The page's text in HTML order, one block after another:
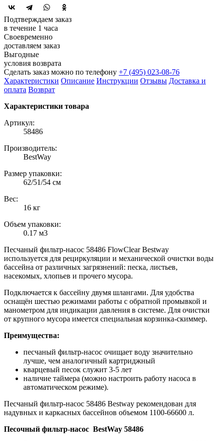
Подтверждаем заказ
в течение 1 часа
Своевременно
доставляем заказ
Выгодные
условия возврата
Сделать заказ можно по телефону +7 (495) 023-08-76
Характеристики Описание Инструкции Отзывы Доставка и
оплата Возврат
Характеристики товара
Артикул:
58486
Производитель:
BestWay
Размер упаковки:
62/51/54 см
Вес:
16 кг
Объем упаковки:
0.17 м3
Песчаный фильтр-насос 58486 FlowClear Bestway
используется для рециркуляции и механической очистки воды
бассейна от различных загрязнений: песка, листьев,
насекомых, хлопьев и прочего мусора.
Подключается к бассейну двумя шлангами. Для удобства
оснащён шестью режимами работы с обратной промывкой и
манометром для индикации давления в системе. Для очистки
от крупного мусора имеется специальная корзинка-скиммер.
Преимущества:
песчаный фильтр-насос очищает воду значительно
лучше, чем аналогичный картриджный
кварцевый песок служит 3-5 лет
наличие таймера (можно настроить работу насоса в
автоматическом режиме).
Песчаный фильтр-насос 58486 Bestway рекомендован для
надувных и каркасных бассейнов объемом 1100-66600 л.
Песочный фильтр-насос BestWay 58486